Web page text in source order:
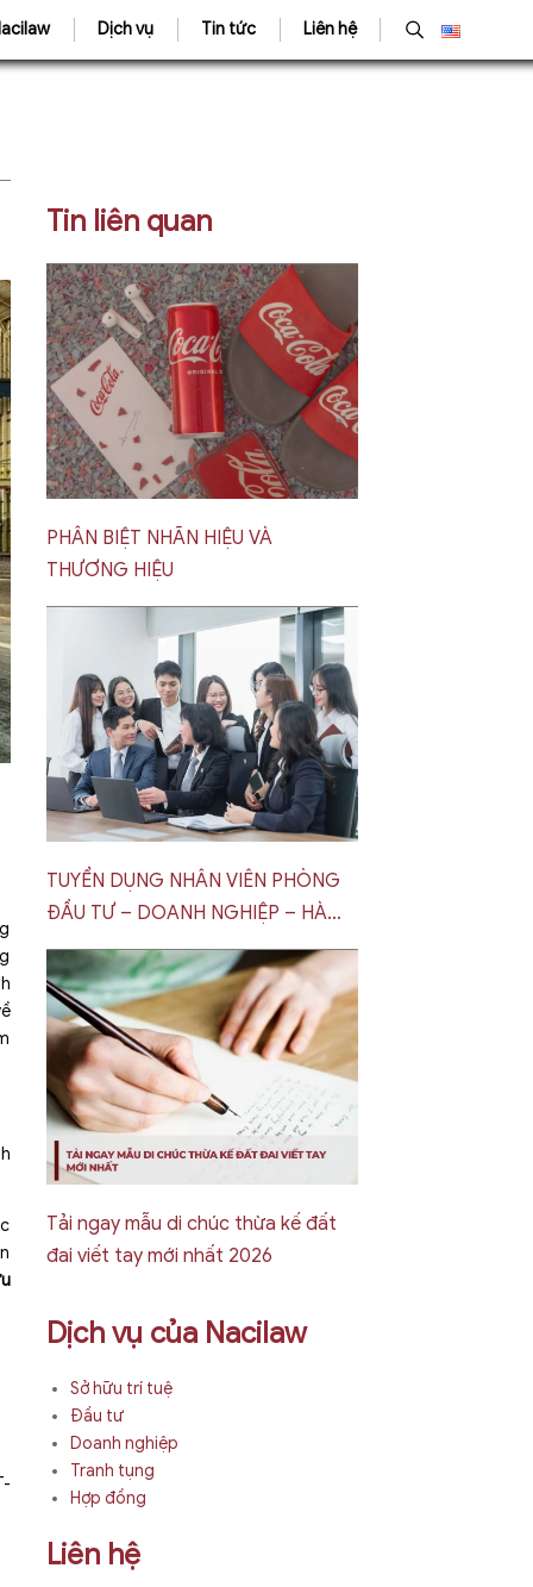
Dịch vụ Tin tức Liên hệ
Tin liên quan
PHÂN BIỆT NHÃN HIỆU VÀ
THƯƠNG HIỆU
TUYỂN DỤNG NHÂN VIÊN PHÒNG
ĐẦU TƯ – DOANH NGHIỆP – HÀ
NỘI
Tải ngay mẫu di chúc thừa kế đất
đai viết tay mới nhất 2026
Dịch vụ của Nacilaw
Sở hữu trí tuệ
Đầu tư
Doanh nghiệp
Tranh tụng
Hợp đồng
Liên hệ